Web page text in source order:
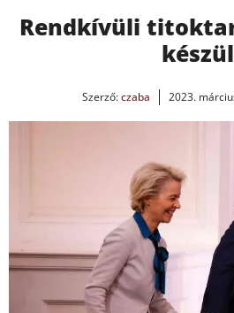
Rendkívüli
készül
Szerző:czaba 2023.